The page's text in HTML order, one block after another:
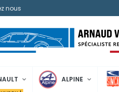
nous
ALPINE